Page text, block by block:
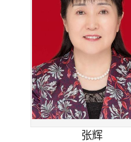
张辉